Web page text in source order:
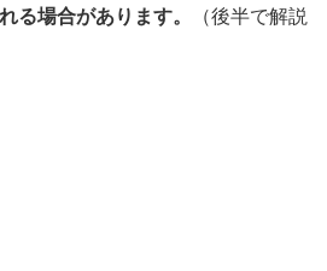
る場合があります。
（後半で解説